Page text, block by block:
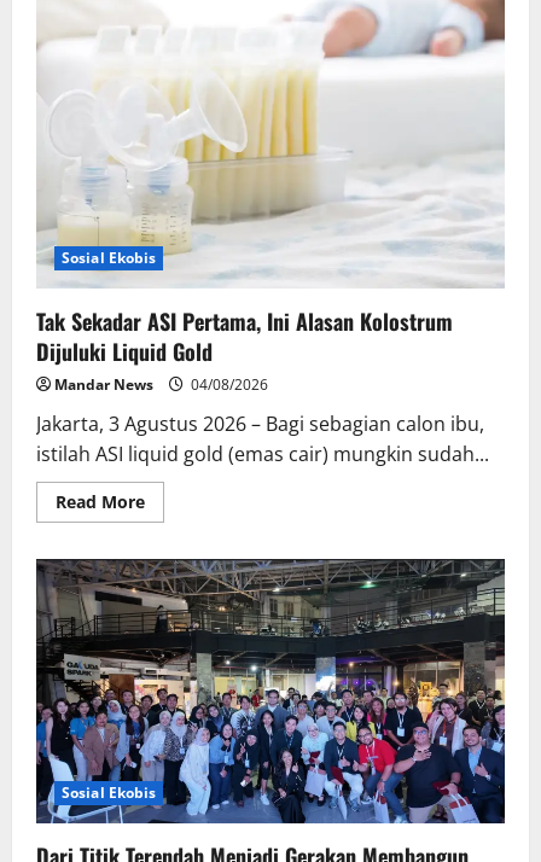
Alam
Dukung
Masyarakat
Lewat
Khitanan
Massal
Kotabunan
Sosial Ekobis
Tak Sekadar ASI Pertama, Ini Alasan Kolostrum
Dijuluki Liquid Gold
Mandar News 04/08/2026
Jakarta, 3 Agustus 2026 – Bagi sebagian calon ibu,
istilah ASI liquid gold (emas cair) mungkin sudah...
Read MoreRead
more
Sekadar
ASI
Pertama,
Ini
Alasan
Kolostrum
Dijuluki
Liquid
Gold
Sosial Ekobis